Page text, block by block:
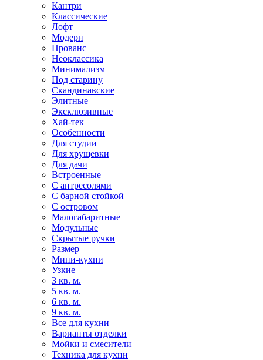
Кантри
Классические
Лофт
Модерн
Прованс
Неоклассика
Минимализм
Под старину
Скандинавские
Элитные
Эксклюзивные
Хай-тек
Особенности
Для студии
Для хрущевки
Для дачи
Встроенные
С антресолями
С барной стойкой
С островом
Малогабаритные
Модульные
Скрытые ручки
Размер
Мини-кухни
Узкие
3 кв. м.
5 кв. м.
6 кв. м.
9 кв. м.
Все для кухни
Варианты отделки
Мойки и смесители
Техника для кухни